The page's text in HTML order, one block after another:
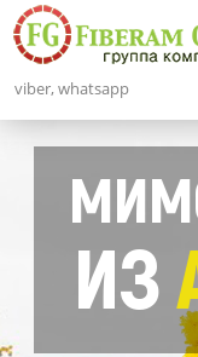
viber, whatsapp
ИЗ